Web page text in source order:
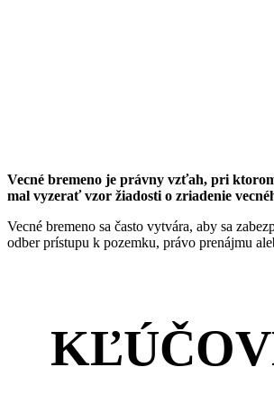
Vecné bremeno je právny vzťah, pri
mal vyzerať vzor žiadosti o zriadenie
Vecné bremeno sa často vytvára, aby sa
odber prístupu k pozemku, právo prenájmu